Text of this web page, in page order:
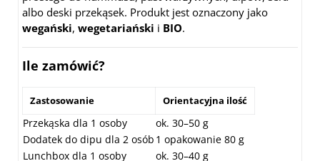
albo deski przekąsek. Produkt jest oznaczony jako
wegański, wegetariański i BIO.
Ile zamówić?
Zastosowanie Orientacyjna ilość
Przekąska dla 1 osoby
ok. 30–50 g
Dodatek do dipu dla 2 osób 1 opakowanie 80 g
Lunchbox dla 1 osoby
ok. 30–40 g